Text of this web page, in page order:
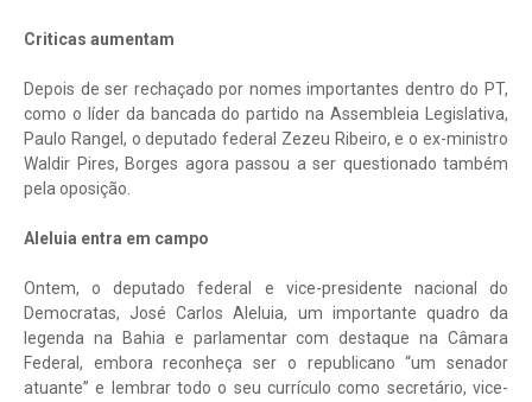
Criticas aumentam
Depois de ser rechaçado por nomes importantes dentro do PT,
como o líder da bancada do partido na Assembleia Legislativa,
Paulo Rangel, o deputado federal Zezeu Ribeiro, e o ex-ministro
Waldir Pires, Borges agora passou a ser questionado também
pela oposição.
Aleluia entra em campo
Ontem, o deputado federal e vice-presidente nacional do
Democratas, José Carlos Aleluia, um importante quadro da
legenda na Bahia e parlamentar com destaque na Câmara
Federal, embora reconheça ser o republicano “um senador
atuante” e lembrar todo o seu currículo como secretário, vice-